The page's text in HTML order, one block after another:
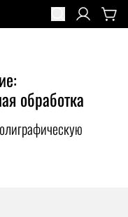
обработка